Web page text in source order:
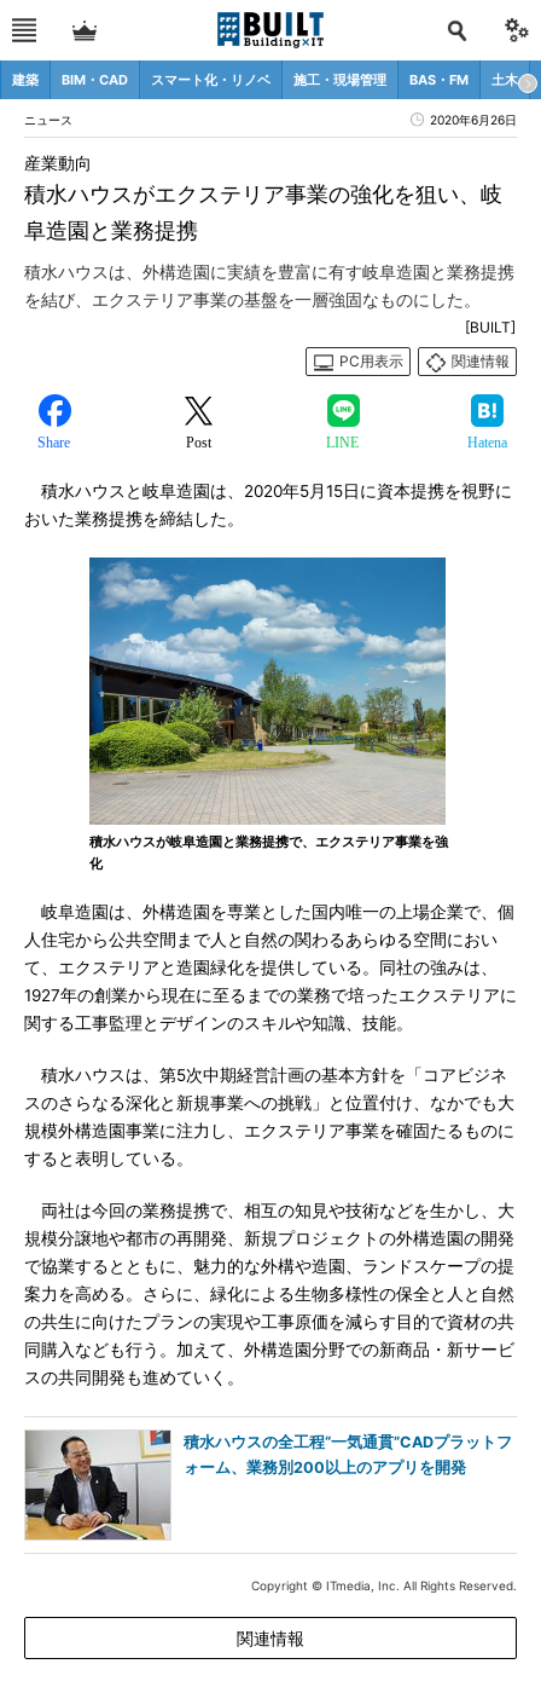
建築 BIM・CAD スマート化・リノベ 施工・現場管理 BAS・FM 土木
ニュース 2020年6月26日
積水ハウスがエクステリア事業の強化を狙い、岐
阜造園と業務提携
産業動向
積水ハウスは、外構造園に実績を豊富に有す岐阜造園と業務提携
を結び、エクステリア事業の基盤を一層強固なものにした。
[BUILT]
PC用表示
関連情報
Share Post LINE Hatena
積水ハウスと岐阜造園は、2020年5月15日に資本提携を視野に
おいた業務提携を締結した。
積水ハウスが岐阜造園と業務提携で、エクステリア事業を強
化
岐阜造園は、外構造園を専業とした国内唯一の上場企業で、個
人住宅から公共空間まで人と自然の関わるあらゆる空間におい
て、エクステリアと造園緑化を提供している。同社の強みは、
1927年の創業から現在に至るまでの業務で培ったエクステリアに
関する工事監理とデザインのスキルや知識、技能。
積水ハウスは、第5次中期経営計画の基本方針を「コアビジネ
スのさらなる深化と新規事業への挑戦」と位置付け、なかでも大
規模外構造園事業に注力し、エクステリア事業を確固たるものに
すると表明している。
両社は今回の業務提携で、相互の知見や技術などを生かし、大
規模分譲地や都市の再開発、新規プロジェクトの外構造園の開発
で協業するとともに、魅力的な外構や造園、ランドスケープの提
案力を高める。さらに、緑化による生物多様性の保全と人と自然
の共生に向けたプランの実現や工事原価を減らす目的で資材の共
同購入なども行う。加えて、外構造園分野での新商品・新サービ
スの共同開発も進めていく。
積水ハウスの全工程“一気通貫”CADプラットフ
ォーム、業務別200以上のアプリを開発
Copyright © ITmedia, Inc. All Rights Reserved.
関連情報